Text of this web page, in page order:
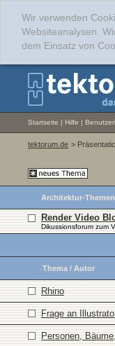
Wir verwenden
Websiteanalysen.
dem Einsatz von
Startseite | Hilfe |
tektorum.de >
Architektur-
Render Video
Dikussionsforum zum
Thema / Autor
Rhino
Frage an
Personen,